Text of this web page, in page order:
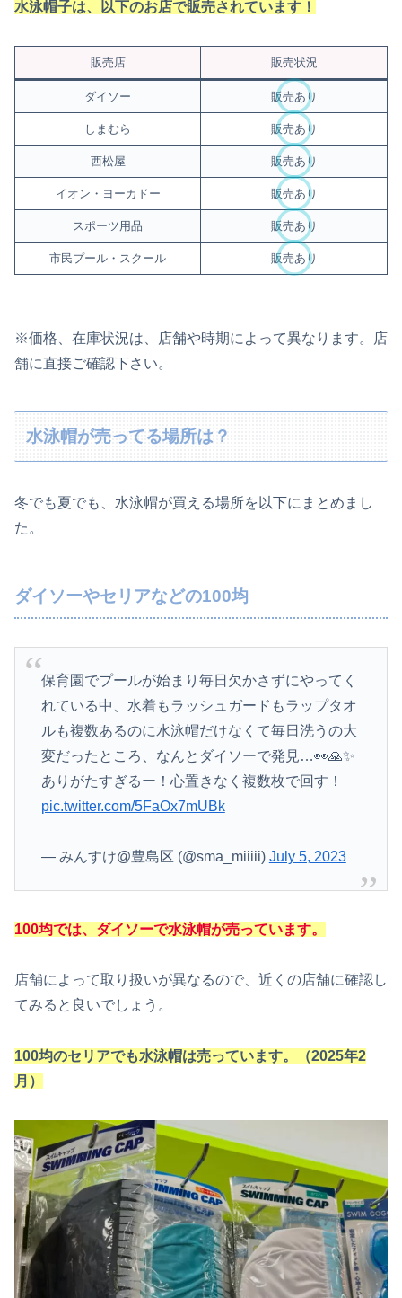
水泳帽子は、以下のお店で販売されています！
販売店 販売状況
ダイソー 販売あり
しまむら 販売あり
西松屋 販売あり
イオン・ヨーカドー 販売あり
スポーツ用品 販売あり
市民プール・スクール 販売あり
※価格、在庫状況は、店舗や時期によって異なります。店
舗に直接ご確認下さい。
水泳帽が売ってる場所は？
冬でも夏でも、水泳帽が買える場所を以下にまとめまし
た。
ダイソーやセリアなどの100均
保育園でプールが始まり毎日欠かさずにやってく
れている中、水着もラッシュガードもラップタオ
ルも複数あるのに水泳帽だけなくて毎日洗うの大
変だったところ、なんとダイソーで発見…👀🙏✨
ありがたすぎるー！心置きなく複数枚で回す！
pic.twitter.com/5FaOx7mUBk
— みんすけ@豊島区 (@sma_miiiii) July 5, 2023
100均では、ダイソーで水泳帽が売っています。
店舗によって取り扱いが異なるので、近くの店舗に確認し
てみると良いでしょう。
100均のセリアでも水泳帽は売っています。（2025年2
月）